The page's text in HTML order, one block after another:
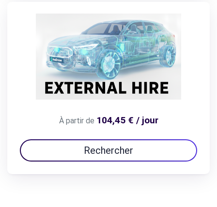
À partir de 104,45 € / jour
Rechercher